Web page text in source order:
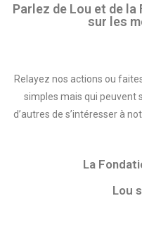
Parlez de Lou et de
sur les
Relayez nos actions ou
simples mais qui peuvent
d’autres de s’intéresser à
La
Lou